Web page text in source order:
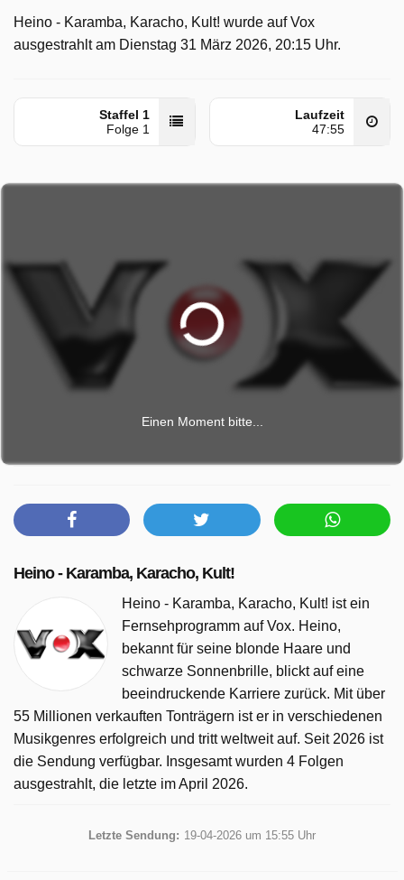
Heino - Karamba, Karacho, Kult! wurde auf Vox
ausgestrahlt am Dienstag 31 März 2026, 20:15 Uhr.
Staffel 1
Folge 1
Laufzeit
47:55
Einen Moment bitte...
Heino - Karamba, Karacho, Kult!
Heino - Karamba, Karacho, Kult! ist ein
Fernsehprogramm auf Vox. Heino,
bekannt für seine blonde Haare und
schwarze Sonnenbrille, blickt auf eine
beeindruckende Karriere zurück. Mit über
55 Millionen verkauften Tonträgern ist er in verschiedenen
Musikgenres erfolgreich und tritt weltweit auf. Seit 2026 ist
die Sendung verfügbar. Insgesamt wurden 4 Folgen
ausgestrahlt, die letzte im April 2026.
Letzte Sendung: 19-04-2026 um 15:55 Uhr